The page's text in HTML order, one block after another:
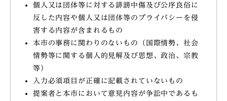
個人又は団体等に対する誹謗中傷及び公序良俗に
反した内容や個人又は団体等のプライバシーを侵
害する内容が含まれるもの
本市の事務に関わりのないもの（国際情勢、社会
情勢等に関する個人的見解及び思想、政治、宗教
等）
入力必須項目が正確に記載されていないもの
提案者と本市において意見内容が争訟中であるも